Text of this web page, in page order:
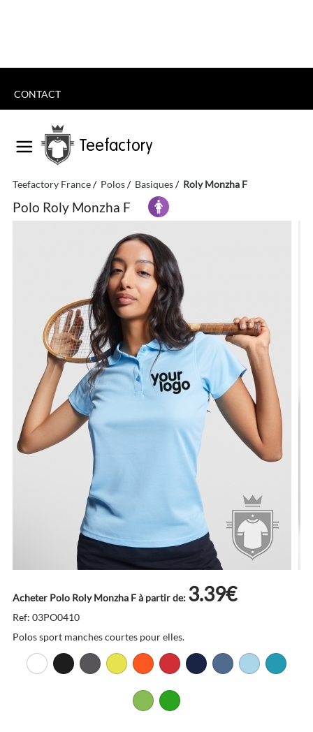
CONTACT
Teefactory
Teefactory France Polos Basiques Roly Monzha F
Polo Roly Monzha F
Acheter Polo Roly Monzha F à partir de: 3.39€
Ref: 03PO0410
Polos sport manches courtes pour elles.